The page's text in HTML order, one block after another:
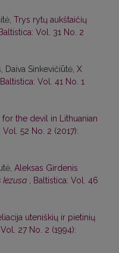
Trys rytų aukštaičių
Baltistica: Vol. 31 No. 2
Daiva Sinkevičiūtė, X
Baltistica: Vol. 41 No. 1
the devil in Lithuanian
Vol. 52 No. 2 (2017):
Aleksas Girdenis
Iezusa
Baltistica: Vol. 46
uteniškių ir pietinių
27 No. 2 (1994):